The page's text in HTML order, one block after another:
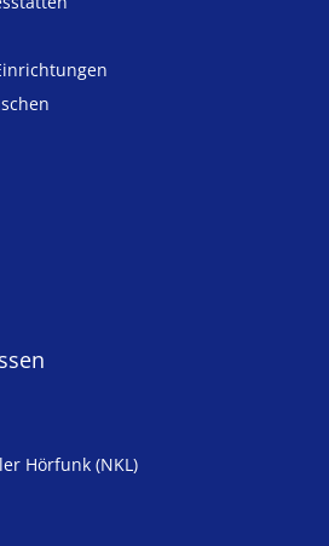
Hör­funk (NKL)